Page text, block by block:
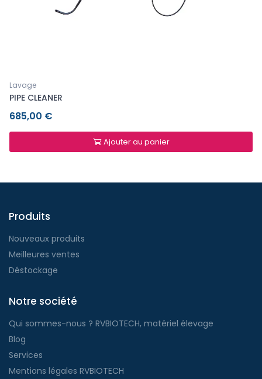
Lavage
PIPE CLEANER
685,00 €
Ajouter au panier
Produits
Nouveaux produits
Meilleures ventes
Déstockage
Notre société
Qui sommes-nous ? RVBIOTECH, matériel élevage
Blog
Services
Mentions légales RVBIOTECH